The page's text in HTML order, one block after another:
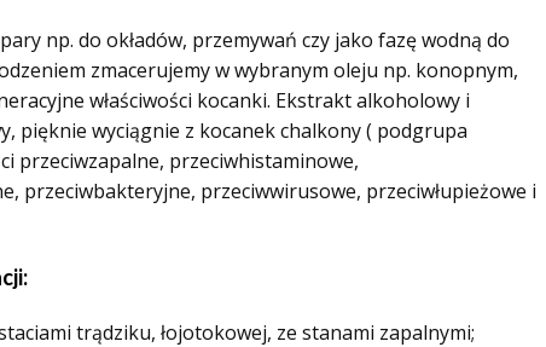
np. do okładów, przemywań czy jako fazę wodną do
zmacerujemy w wybranym oleju np. konopnym,
właściwości kocanki. Ekstrakt alkoholowy i
pięknie wyciągnie z kocanek chalkony ( podgrupa
przeciwzapalne, przeciwhistaminowe,
przeciwbakteryjne, przeciwwirusowe, przeciwłupieżowe i
trądziku, łojotokowej, ze stanami zapalnymi;